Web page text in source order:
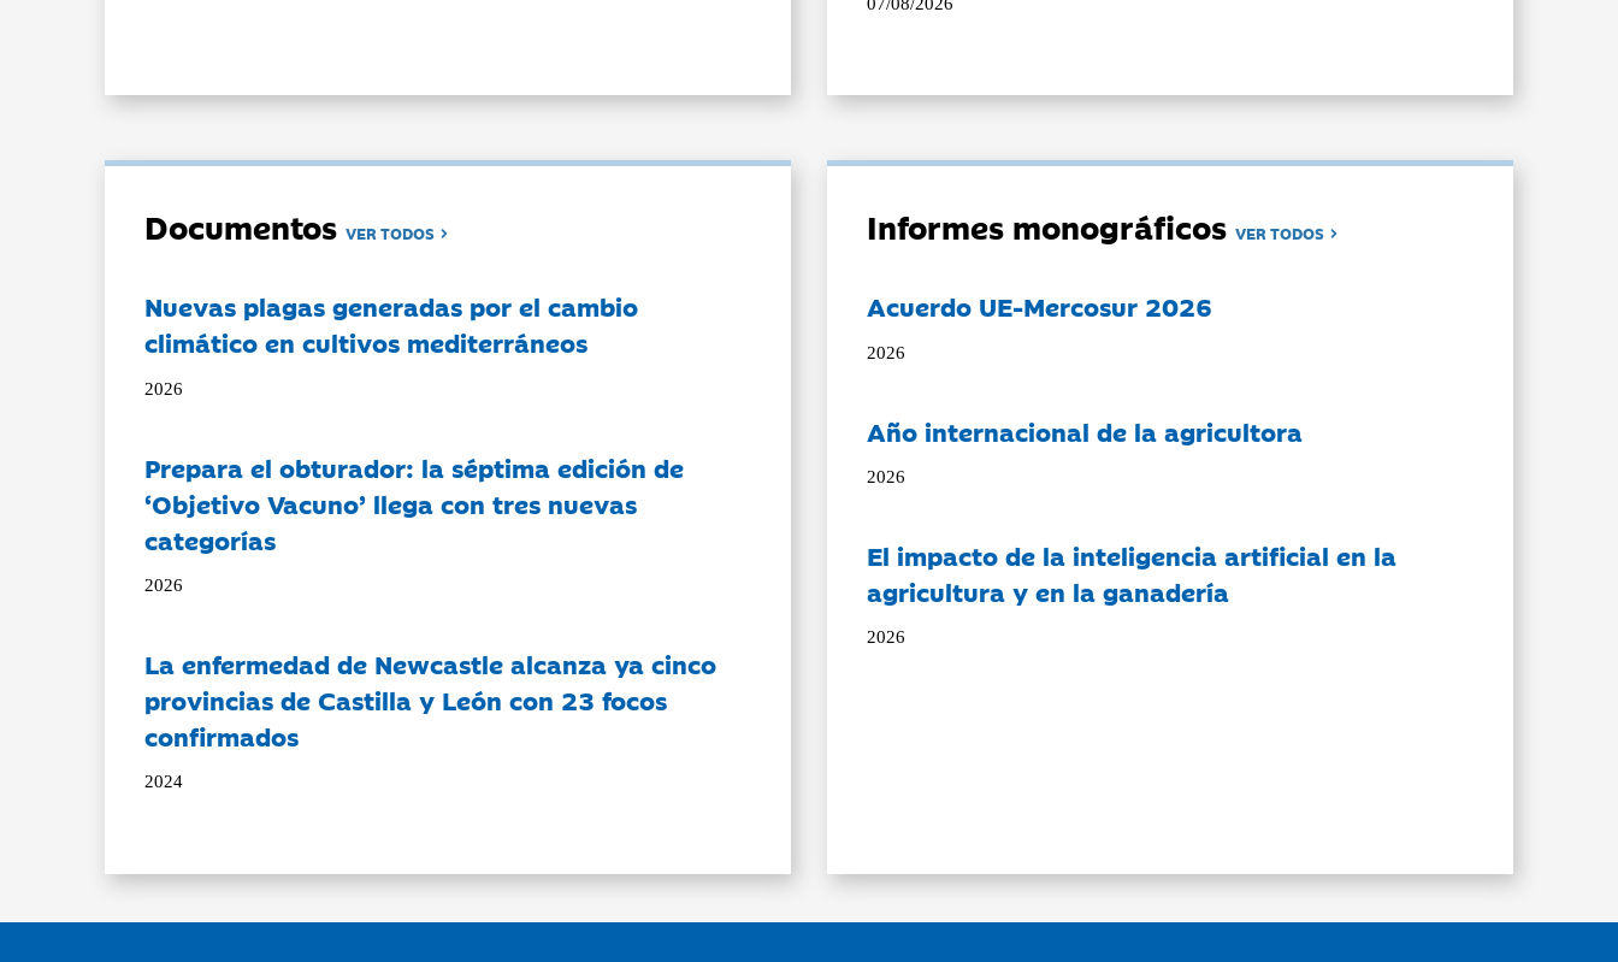
DocumentosVER TODOS
Nuevas plagas generadas por el cambio
climático en cultivos mediterráneos
2026
Prepara el obturador: la séptima edición de
‘Objetivo Vacuno’ llega con tres nuevas
categorías
2026
La enfermedad de Newcastle alcanza ya cinco
provincias de Castilla y León con 23 focos
confirmados
2024
Informes monográficosVER TODOS
Acuerdo UE-Mercosur 2026
2026
Año internacional de la agricultora
2026
El impacto de la inteligencia artificial en la
agricultura y en la ganadería
2026